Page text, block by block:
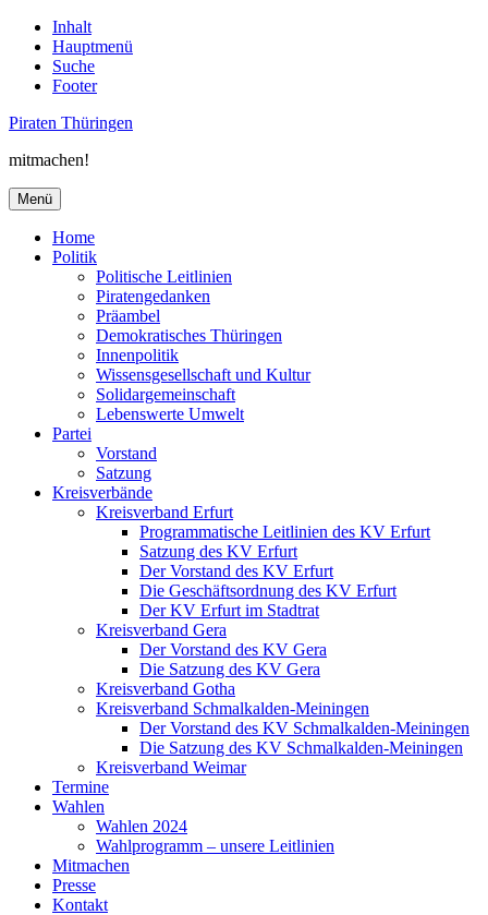
Inhalt
Hauptmenü
Suche
Footer
Piraten Thüringen
mitmachen!
Menü
Home
Politik
Politische Leitlinien
Piratengedanken
Präambel
Demokratisches Thüringen
Innenpolitik
Wissensgesellschaft und Kultur
Solidargemeinschaft
Lebenswerte Umwelt
Partei
Vorstand
Satzung
Kreisverbände
Kreisverband Erfurt
Programmatische Leitlinien des KV Erfurt
Satzung des KV Erfurt
Der Vorstand des KV Erfurt
Die Geschäftsordnung des KV Erfurt
Der KV Erfurt im Stadtrat
Kreisverband Gera
Der Vorstand des KV Gera
Die Satzung des KV Gera
Kreisverband Gotha
Kreisverband Schmalkalden-Meiningen
Der Vorstand des KV Schmalkalden-Meiningen
Die Satzung des KV Schmalkalden-Meiningen
Kreisverband Weimar
Termine
Wahlen
Wahlen 2024
Wahlprogramm – unsere Leitlinien
Mitmachen
Presse
Kontakt